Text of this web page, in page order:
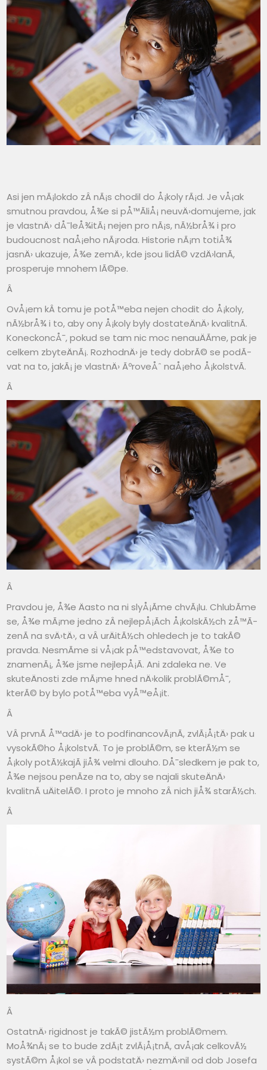
Asi jen mÃ¡lokdo zÂ nÃ¡s chodil do Å¡koly rÃ¡d. Je vÅ¡ak
smutnou pravdou, Å¾e si pÅ™Ã­liÅ¡ neuvÄ›domujeme, jak
je vlastnÄ› dÅ¯leÅ¾itÃ¡ nejen pro nÃ¡s, nÃ½brÅ¾ i pro
budoucnost naÅ¡eho nÃ¡roda. Historie nÃ¡m totiÅ¾
jasnÄ› ukazuje, Å¾e zemÄ›, kde jsou lidÃ© vzdÄ›lanÃ­,
prosperuje mnohem lÃ©pe.
Â
OvÅ¡em kÂ tomu je potÅ™eba nejen chodit do Å¡koly,
nÃ½brÅ¾ i to, aby ony Å¡koly byly dostateÄnÄ› kvalitnÃ­.
KoneckoncÅ¯, pokud se tam nic moc nenauÄÃ­me, pak je
celkem zbyteÄnÃ¡. RozhodnÄ› je tedy dobrÃ© se podÃ­
vat na to, jakÃ¡ je vlastnÄ› ÃºroveÅˆ naÅ¡eho Å¡kolstvÃ­.
Â
Â
Pravdou je, Å¾e Äasto na ni slyÅ¡Ã­me chvÃ¡lu. ChlubÃ­me
se, Å¾e mÃ¡me jedno zÂ nejlepÅ¡Ã­ch Å¡kolskÃ½ch zÅ™Ã­
zenÃ­ na svÄ›tÄ›, a vÂ urÄitÃ½ch ohledech je to takÃ©
pravda. NesmÃ­me si vÅ¡ak pÅ™edstavovat, Å¾e to
znamenÃ¡, Å¾e jsme nejlepÅ¡Ã­. Ani zdaleka ne. Ve
skuteÄnosti zde mÃ¡me hned nÄ›kolik problÃ©mÅ¯,
kterÃ© by bylo potÅ™eba vyÅ™eÅ¡it.
Â
VÂ prvnÃ­ Å™adÄ› je to podfinancovÃ¡nÃ­, zvlÃ¡Å¡tÄ› pak u
vysokÃ©ho Å¡kolstvÃ­. To je problÃ©m, se kterÃ½m se
Å¡koly potÃ½kajÃ­ jiÅ¾ velmi dlouho. DÅ¯sledkem je pak to,
Å¾e nejsou penÃ­ze na to, aby se najali skuteÄnÄ›
kvalitnÃ­ uÄitelÃ©. I proto je mnoho zÂ nich jiÅ¾ starÃ½ch.
Â
Â
OstatnÄ› rigidnost je takÃ© jistÃ½m problÃ©mem.
MoÅ¾nÃ¡ se to bude zdÃ¡t zvlÃ¡Å¡tnÃ­, avÅ¡ak celkovÃ½
systÃ©m Å¡kol se vÂ podstatÄ› nezmÄ›nil od dob Josefa